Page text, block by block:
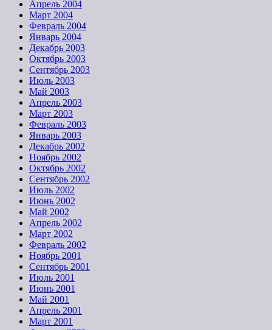
Апрель 2004
Март 2004
Февраль 2004
Январь 2004
Декабрь 2003
Октябрь 2003
Сентябрь 2003
Июль 2003
Май 2003
Апрель 2003
Март 2003
Февраль 2003
Январь 2003
Декабрь 2002
Ноябрь 2002
Октябрь 2002
Сентябрь 2002
Июль 2002
Июнь 2002
Май 2002
Апрель 2002
Март 2002
Февраль 2002
Ноябрь 2001
Сентябрь 2001
Июль 2001
Июнь 2001
Май 2001
Апрель 2001
Март 2001